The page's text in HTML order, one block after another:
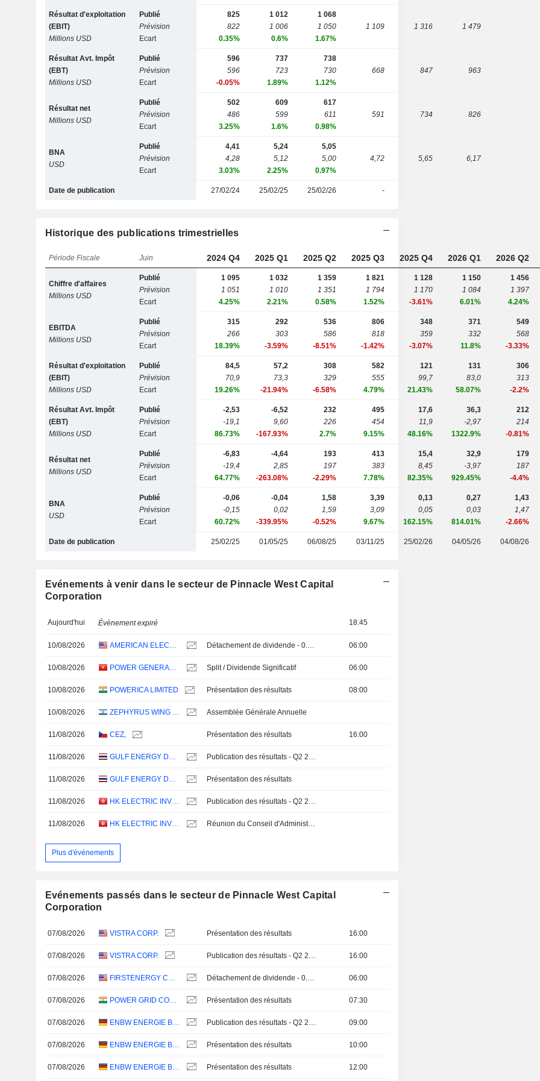
Résultat d'exploitation
(EBIT)
Millions USD
Publié
Prévision
Ecart
825
822
0.35%
1 012
1 006
0.6%
1 068
1 050
1.67%
1 109 1 316 1 479
Résultat Avt. Impôt
(EBT)
Millions USD
Publié
Prévision
Ecart
596
596
-0.05%
737
723
1.89%
738
730
1.12%
668 847 963
Résultat net
Millions USD
Publié
Prévision
Ecart
502
486
3.25%
609
599
1.6%
617
611
0.98%
591 734 826
BNA
USD
Publié
Prévision
Ecart
4,41
4,28
3.03%
5,24
5,12
2.25%
5,05
5,00
0.97%
4,72 5,65 6,17
Date de publication 27/02/24 25/02/25 25/02/26 -
Historique des publications trimestrielles
Période Fiscale Juin 2024 Q4 2025 Q1 2025 Q2 2025 Q3 2025 Q4 2026 Q1 2026 Q2
Chiffre d'affaires
Millions USD
Publié
Prévision
Ecart
1 095
1 051
4.25%
1 032
1 010
2.21%
1 359
1 351
0.58%
1 821
1 794
1.52%
1 128
1 170
-3.61%
1 150
1 084
6.01%
1 456
1 397
4.24%
EBITDA
Millions USD
Publié
Prévision
Ecart
315
266
18.39%
292
303
-3.59%
536
586
-8.51%
806
818
-1.42%
348
359
-3.07%
371
332
11.8%
549
568
-3.33%
Résultat d'exploitation
(EBIT)
Millions USD
Publié
Prévision
Ecart
84,5
70,9
19.26%
57,2
73,3
-21.94%
308
329
-6.58%
582
555
4.79%
121
99,7
21.43%
131
83,0
58.07%
306
313
-2.2%
Résultat Avt. Impôt
(EBT)
Millions USD
Publié
Prévision
Ecart
-2,53
-19,1
86.73%
-6,52
9,60
-167.93%
232
226
2.7%
495
454
9.15%
17,6
11,9
48.16%
36,3
-2,97
1322.9%
212
214
-0.81%
Résultat net
Millions USD
Publié
Prévision
Ecart
-6,83
-19,4
64.77%
-4,64
2,85
-263.08%
193
197
-2.29%
413
383
7.78%
15,4
8,45
82.35%
32,9
-3,97
929.45%
179
187
-4.4%
BNA
USD
Publié
Prévision
Ecart
-0,06
-0,15
60.72%
-0,04
0,02
-339.95%
1,58
1,59
-0.52%
3,39
3,09
9.67%
0,13
0,05
162.15%
0,27
0,03
814.01%
1,43
1,47
-2.66%
Date de publication 25/02/25 01/05/25 06/08/25 03/11/25 25/02/26 04/05/26 04/08/26
Evénements à venir dans le secteur de Pinnacle West Capital
Corporation
Aujourd'hui Évènement expiré 18:45
10/08/2026 AMERICAN ELECTRIC POWER COMPANY, INC. Détachement de dividende - 0.95 USD 06:00
10/08/2026 POWER GENERATIONCORPORATION 3 Split / Dividende Significatif 06:00
10/08/2026 POWERICA LIMITED Présentation des résultats 08:00
10/08/2026 ZEPHYRUS WING ENERGIES LTD Assemblée Générale Annuelle
11/08/2026 CEZ, Présentation des résultats 16:00
11/08/2026 GULF ENERGY DEVELOPMENT Publication des résultats - Q2 2026
11/08/2026 GULF ENERGY DEVELOPMENT Présentation des résultats
11/08/2026 HK ELECTRIC INVESTMENTS AND HK ELECTRIC INVESTMENTS LIMITED Publication des résultats - Q2 2026
11/08/2026 HK ELECTRIC INVESTMENTS AND HK ELECTRIC INVESTMENTS LIMITED Réunion du Conseil d'Administration
Plus d'événements
Evénements passés dans le secteur de Pinnacle West Capital
Corporation
07/08/2026 VISTRA CORP. Présentation des résultats 16:00
07/08/2026 VISTRA CORP. 16:00
07/08/2026 06:00
07/08/2026 Présentation des résultats 07:30
07/08/2026 09:00
07/08/2026 Présentation des résultats 10:00
07/08/2026 Présentation des résultats 12:00